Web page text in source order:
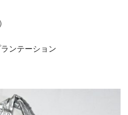
ンテーション